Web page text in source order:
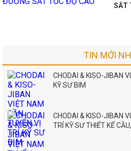
SẮT
TIN MỚI
CHODAI & KISO-JIBAN
KỸ SƯ BIM
CHODAI & KISO-JIBAN
TRÍ KỸ SƯ THIẾT KẾ